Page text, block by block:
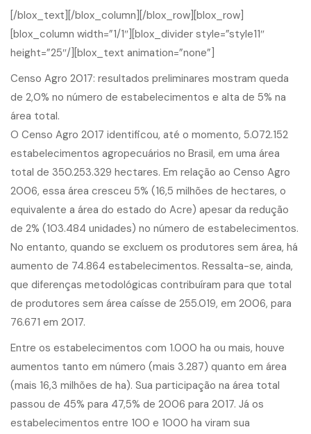
[/blox_text][/blox_column][/blox_row][blox_row]
[blox_column width=”1/1″][blox_divider style=”style11″
height=”25″/][blox_text animation=”none”]
Censo Agro 2017: resultados preliminares mostram queda
de 2,0% no número de estabelecimentos e alta de 5% na
área total.
O Censo Agro 2017 identificou, até o momento, 5.072.152
estabelecimentos agropecuários no Brasil, em uma área
total de 350.253.329 hectares. Em relação ao Censo Agro
2006, essa área cresceu 5% (16,5 milhões de hectares, o
equivalente a área do estado do Acre) apesar da redução
de 2% (103.484 unidades) no número de estabelecimentos.
No entanto, quando se excluem os produtores sem área, há
aumento de 74.864 estabelecimentos. Ressalta-se, ainda,
que diferenças metodológicas contribuíram para que total
de produtores sem área caísse de 255.019, em 2006, para
76.671 em 2017.
Entre os estabelecimentos com 1.000 ha ou mais, houve
aumentos tanto em número (mais 3.287) quanto em área
(mais 16,3 milhões de ha). Sua participação na área total
passou de 45% para 47,5% de 2006 para 2017. Já os
estabelecimentos entre 100 e 1000 ha viram sua